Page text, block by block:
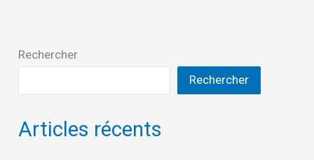
Rechercher
Rechercher
Articles récents